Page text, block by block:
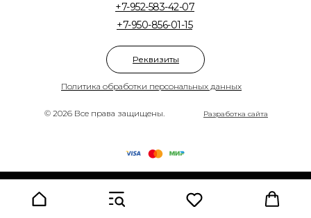
© 2026 Все права защищены.
Политика обработки персональных данных
+7-950-856-01-15
+7-952-583-42-07
Разработка сайта
Реквизиты
Made on Tilda